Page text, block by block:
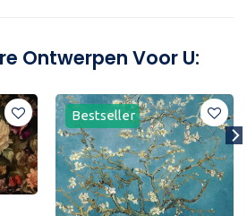
Ontwerpen Voor U:
Bestseller